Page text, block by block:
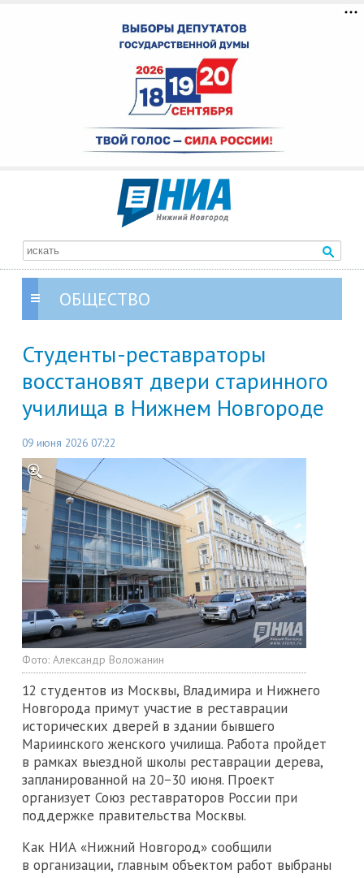
ОБЩЕСТВО
Студенты-реставраторы
восстановят двери старинного
училища в Нижнем Новгороде
09 июня 2026 07:22
Фото: Александр Воложанин
12 студентов из Москвы, Владимира и Нижнего
Новгорода примут участие в реставрации
исторических дверей в здании бывшего
Мариинского женского училища. Работа пройдет
в рамках выездной школы реставрации дерева,
запланированной на 20−30 июня. Проект
организует Союз реставраторов России при
поддержке правительства Москвы.
Как НИА «Нижний Новгород» сообщили
в организации, главным объектом работ выбраны